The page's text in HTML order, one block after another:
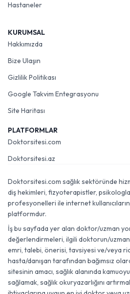
Hastaneler
KURUMSAL
Hakkımızda
Bize Ulaşın
Gizlilik Politikası
Google Takvim Entegrasyonu
Site Haritası
PLATFORMLAR
Doktorsitesi.com
Doktorsitesi.az
Doktorsitesi.com sağlık sektöründe
diş hekimleri, fizyoterapistler,
profesyonelleri ile internet
platformdur.
İş bu sayfada yer alan doktor/uzman
değerlendirmeleri, ilgili doktorun/
emri, talebi, önerisi, tavsiyesi ve/veya
hasta/danışan tarafından bağımsız
sitesinin amacı, sağlık alanında
sağlamak, sağlık okuryazarlığını